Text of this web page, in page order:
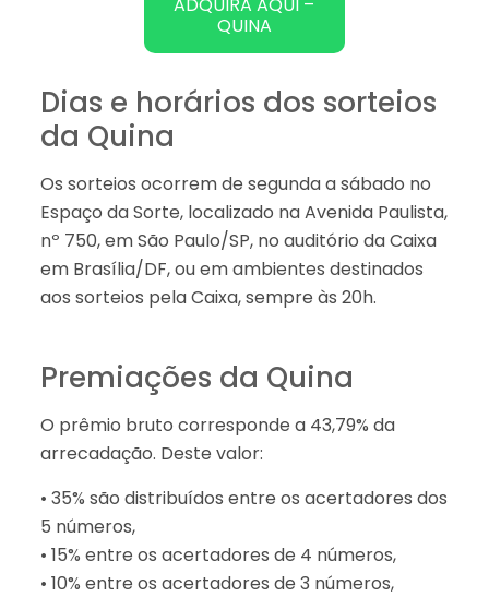
QUINA
Dias e horários dos sorteios
da Quina
Os sorteios ocorrem de segunda a sábado no
Espaço da Sorte, localizado na Avenida Paulista,
nº 750, em São Paulo/SP, no auditório da Caixa
em Brasília/DF, ou em ambientes destinados
aos sorteios pela Caixa, sempre às 20h.
Premiações da Quina
O prêmio bruto corresponde a 43,79% da
arrecadação. Deste valor:
• 35% são distribuídos entre os acertadores dos
5 números,
• 15% entre os acertadores de 4 números,
• 10% entre os acertadores de 3 números,